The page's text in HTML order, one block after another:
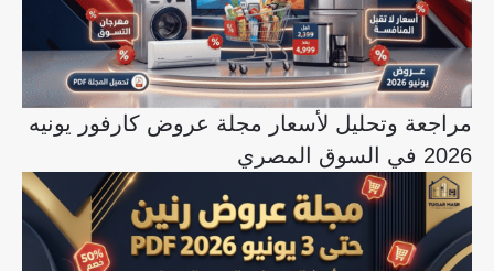
مراجعة وتحليل لأسعار مجلة عروض كارفور يونيه
2026 في السوق المصري